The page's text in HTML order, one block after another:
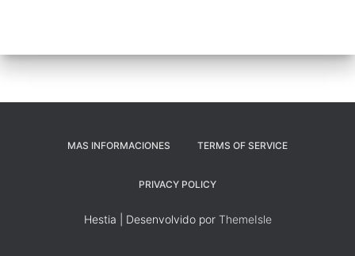
MAS INFORMACIONES TERMS OF SERVICE
PRIVACY POLICY
Hestia | Desenvolvido por ThemeIsle